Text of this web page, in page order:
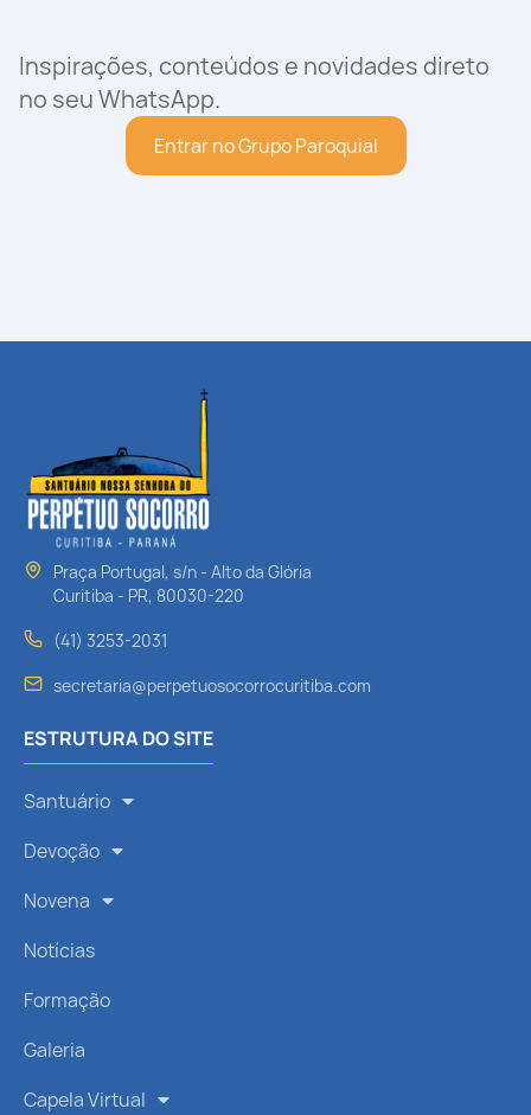
Inspirações, conteúdos e novidades direto
no seu WhatsApp.
Entrar no Grupo Paroquial
Praça Portugal, s/n - Alto da Glória
Curitiba - PR, 80030-220
(41) 3253-2031
secretaria@perpetuosocorrocuritiba.com
ESTRUTURA DO SITE
Santuário
Devoção
Novena
Notícias
Formação
Galeria
Capela Virtual